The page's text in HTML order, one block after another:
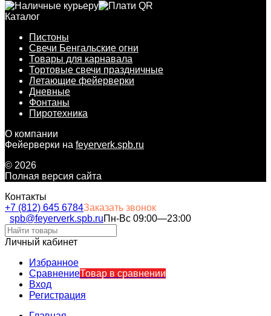
Каталог
Пистоны
Свечи Бенгальские огни
Товары для карнавала
Тортовые свечи праздничные
Летающие фейерверки
Дневные
Фонтаны
Пиротехника
О компании
Фейерверки на feyerverk.spb.ru
© 2026
Полная версия сайта
Контакты
+7 (812) 645 6784Заказать звонок
spb@feyerverk.spb.ruПн-Вс 09:00—23:00
Личный кабинет
Избранное
СравнениеТовар в сравнении
Вход
Регистрация